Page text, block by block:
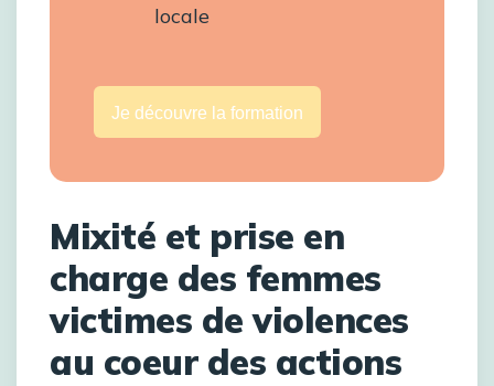
locale
Je découvre la formation
Mixité et prise en
charge des femmes
victimes de violences
au coeur des actions